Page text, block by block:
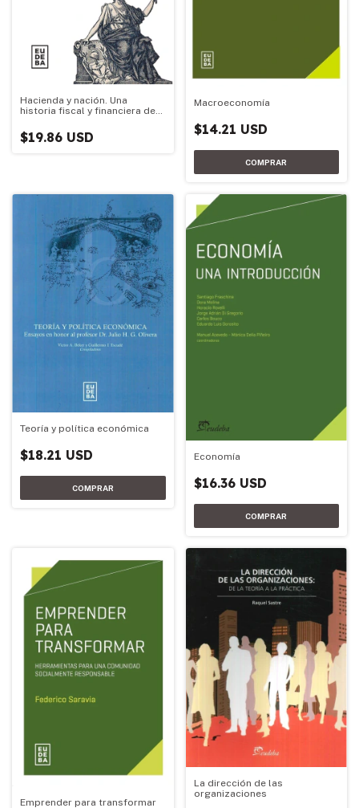
Hacienda y nación. Una
historia fiscal y financiera de
$19.86 USD
Macroeconomía
$14.21 USD
Teoría y política económica
$18.21 USD Economía
$16.36 USD
Emprender para transformar
La dirección de las
organizaciones